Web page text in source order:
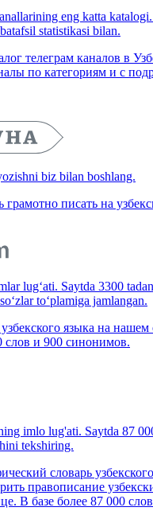
eng katta
statistikasi bilan.
телеграм каналов в
по категориям и с
biz bilan boshlang.
писать на
lug‘ati. Saytda 3300
to‘plamiga jamlangan.
языка на нашем
слов и 900 синонимов.
imlo lug'ati. Saytda 87
tekshiring.
словарь
правописание
В базе более 87 000